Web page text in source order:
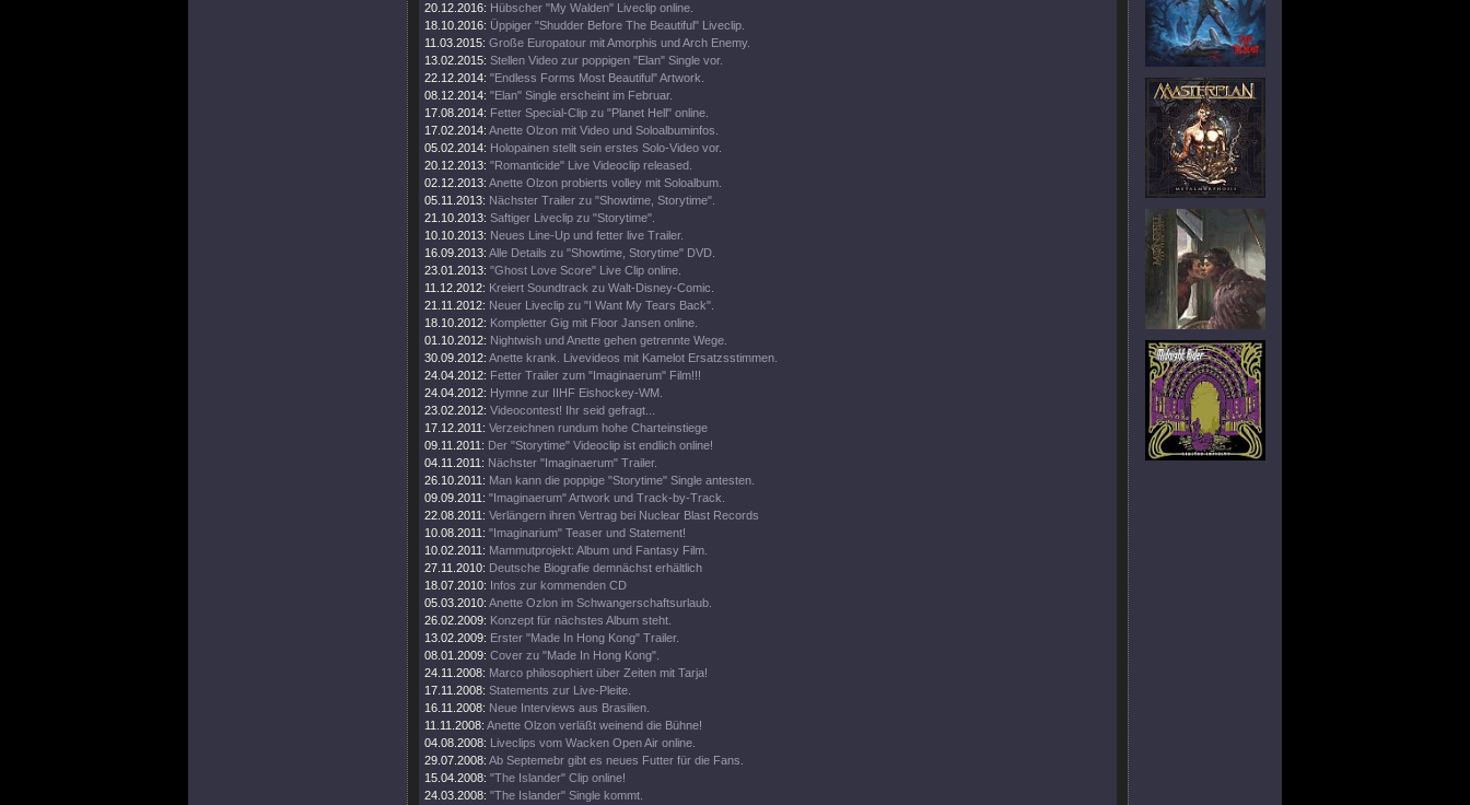
20.12.2016: Hübscher "My Walden" Liveclip online.
18.10.2016: Üppiger "Shudder Before The Beautiful" Liveclip.
11.03.2015: Große Europatour mit Amorphis und Arch Enemy.
13.02.2015: Stellen Video zur poppigen "Elan" Single vor.
22.12.2014: "Endless Forms Most Beautiful" Artwork.
08.12.2014: "Elan" Single erscheint im Februar.
17.08.2014: Fetter Special-Clip zu "Planet Hell" online.
17.02.2014: Anette Olzon mit Video und Soloalbuminfos.
05.02.2014: Holopainen stellt sein erstes Solo-Video vor.
20.12.2013: "Romanticide" Live Videoclip released.
02.12.2013: Anette Olzon probierts volley mit Soloalbum.
05.11.2013: Nächster Trailer zu "Showtime, Storytime".
21.10.2013: Saftiger Liveclip zu "Storytime".
10.10.2013: Neues Line-Up und fetter live Trailer.
16.09.2013: Alle Details zu "Showtime, Storytime" DVD.
23.01.2013: "Ghost Love Score" Live Clip online.
11.12.2012: Kreiert Soundtrack zu Walt-Disney-Comic.
21.11.2012: Neuer Liveclip zu "I Want My Tears Back".
18.10.2012: Kompletter Gig mit Floor Jansen online.
01.10.2012: Nightwish und Anette gehen getrennte Wege.
30.09.2012: Anette krank. Livevideos mit Kamelot Ersatzsstimmen.
24.04.2012: Fetter Trailer zum "Imaginaerum" Film!!!
24.04.2012: Hymne zur IIHF Eishockey-WM.
23.02.2012: Videocontest! Ihr seid gefragt...
17.12.2011: Verzeichnen rundum hohe Charteinstiege
09.11.2011: Der "Storytime" Videoclip ist endlich online!
04.11.2011: Nächster "Imaginaerum" Trailer.
26.10.2011: Man kann die poppige "Storytime" Single antesten.
09.09.2011: "Imaginaerum" Artwork und Track-by-Track.
22.08.2011: Verlängern ihren Vertrag bei Nuclear Blast Records
10.08.2011: "Imaginarium" Teaser und Statement!
10.02.2011: Mammutprojekt: Album und Fantasy Film.
27.11.2010: Deutsche Biografie demnächst erhältlich
18.07.2010: Infos zur kommenden CD
05.03.2010: Anette Ozlon im Schwangerschaftsurlaub.
26.02.2009: Konzept für nächstes Album steht.
13.02.2009: Erster "Made In Hong Kong" Trailer.
08.01.2009: Cover zu "Made In Hong Kong".
24.11.2008: Marco philosophiert über Zeiten mit Tarja!
17.11.2008: Statements zur Live-Pleite.
16.11.2008: Neue Interviews aus Brasilien.
11.11.2008: Anette Olzon verläßt weinend die Bühne!
04.08.2008: Liveclips vom Wacken Open Air online.
29.07.2008: Ab Septemebr gibt es neues Futter für die Fans.
15.04.2008: "The Islander" Clip online!
24.03.2008: "The Islander" Single kommt.